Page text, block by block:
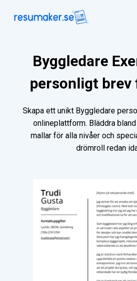
Byggledare
personligt brev
Skapa ett unikt Byggledare
onlineplattform. Bläddra
mallar för alla nivåer och
drömroll redan